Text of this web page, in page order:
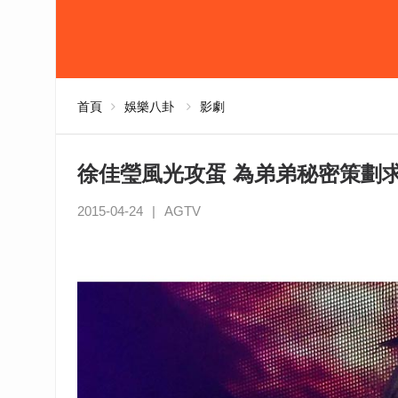
首頁 娛樂八卦 影劇
徐佳瑩風光攻蛋 為弟弟秘密策劃
2015-04-24 | AGTV